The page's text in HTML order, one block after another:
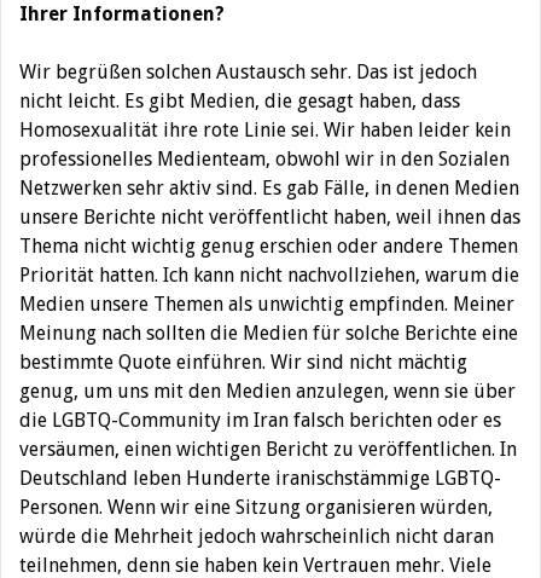
Ihrer Informationen?
Wir begrüßen solchen Austausch sehr. Das ist jedoch
nicht leicht. Es gibt Medien, die gesagt haben, dass
Homosexualität ihre rote Linie sei. Wir haben leider kein
professionelles Medienteam, obwohl wir in den Sozialen
Netzwerken sehr aktiv sind. Es gab Fälle, in denen Medien
unsere Berichte nicht veröffentlicht haben, weil ihnen das
Thema nicht wichtig genug erschien oder andere Themen
Priorität hatten. Ich kann nicht nachvollziehen, warum die
Medien unsere Themen als unwichtig empfinden. Meiner
Meinung nach sollten die Medien für solche Berichte eine
bestimmte Quote einführen. Wir sind nicht mächtig
genug, um uns mit den Medien anzulegen, wenn sie über
die LGBTQ-Community im Iran falsch berichten oder es
versäumen, einen wichtigen Bericht zu veröffentlichen. In
Deutschland leben Hunderte iranischstämmige LGBTQ-
Personen. Wenn wir eine Sitzung organisieren würden,
würde die Mehrheit jedoch wahrscheinlich nicht daran
teilnehmen, denn sie haben kein Vertrauen mehr. Viele